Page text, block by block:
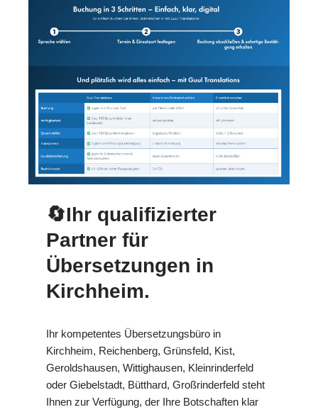
🔄Ihr qualifizierter
Partner für
Übersetzungen in
Kirchheim.
Ihr kompetentes Übersetzungsbüro in
Kirchheim, Reichenberg, Grünsfeld, Kist,
Geroldshausen, Wittighausen, Kleinrinderfeld
oder Giebelstadt, Bütthard, Großrinderfeld steht
Ihnen zur Verfügung, der Ihre Botschaften klar